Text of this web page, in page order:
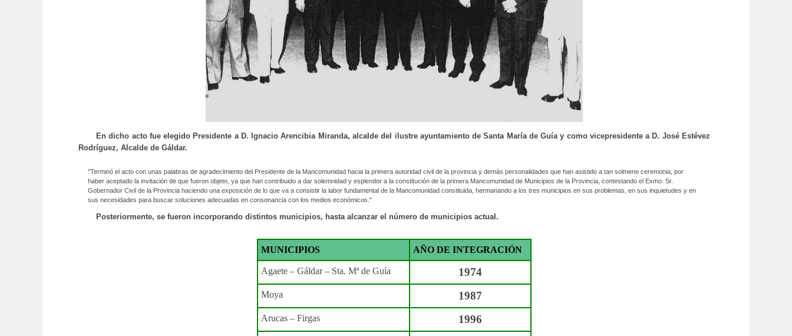
En dicho acto fue elegido Presidente a D. Ignacio Arencibia Miranda, alcalde del ilustre ayuntamiento de Santa María de Guía y como vicepresidente a D. José Estévez
Rodríguez, Alcalde de Gáldar.
"Terminó el acto con unas palabras de agradecimiento del Presidente de la Mancomunidad hacia la primera autoridad civil de la provincia y demás personalidades que han asistido a tan solmene ceremonia, por
haber aceptado la invitación de que fueron objeto, ya que han contribuido a dar solemnidad y esplendor a la constitución de la primera Mancomunidad de Municipios de la Provincia, contestando el Exmo. Sr.
Gobernador Civil de la Provincia haciendo una exposición de lo que va a consistir la labor fundamental de la Mancomunidad constituida, hermanando a los tres municipios en sus problemas, en sus inquietudes y en
sus necesidades para buscar soluciones adecuadas en consonancia con los medios económicos."
Posteriormente, se fueron incorporando distintos municipios, hasta alcanzar el número de municipios actual.
MUNICIPIOS AÑO DE INTEGRACIÓN
Agaete – Gáldar – Sta. Mª de Guía 1974
Moya 1987
Arucas – Firgas 1996